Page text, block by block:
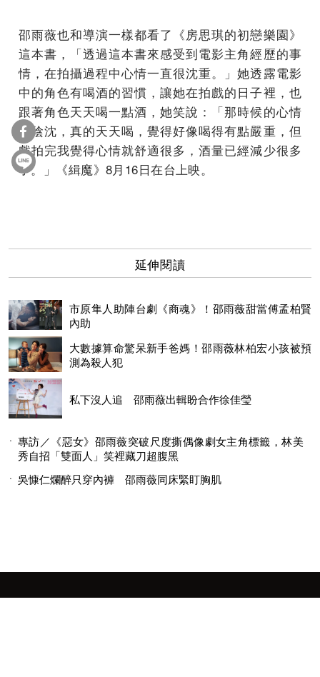
邵雨薇也和導演一樣都看了《房思琪的初戀樂園》
這本書，「透過這本書來感受到電影主角經歷的事
情，在拍攝過程中心情一直很沈重。」她透露電影
中的角色有喝酒的習慣，讓她在拍戲的日子裡，也
跟著角色天天喝一點酒，她笑說：「那時候的心情
很陰沈，真的天天喝，覺得好像喝得有點嚴重，但
戲拍完我覺得心情就舒適很多，酒量已經減少很多
了。」《緝魔》8月16日在台上映。
延伸閱讀
市原隼人助陣台劇《商魂》！邵雨薇甜當傅孟柏賢
內助
大數據算命驚呆新手爸媽！邵雨薇林柏宏小孩被預
測為殺人犯
私下沒人追 邵雨薇出輯盼合作徐佳瑩
專訪／《惡女》邵雨薇突破尺度撕偶像劇女主角標籤，林美
秀自招「雙面人」笑裡藏刀超腹黑
吳慷仁爛醉只穿內褲 邵雨薇同床緊盯胸肌